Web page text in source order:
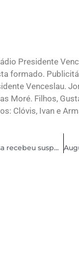
Presidente
formado.
Venceslau.
Moré. Filhos,
Clóvis, Ivan e
Nº 2 do mundo, tenista polonesa recebeu suspensão por doping